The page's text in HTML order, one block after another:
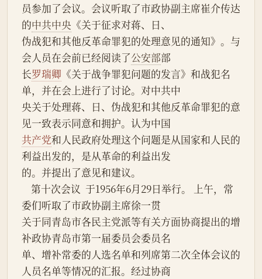
员参加了会议。会议听取了市政协副主席崔介传达
的中共中央 《关于征求对蒋、日、
伪战犯和其他反革命罪犯的处理意见的通知》。与
会人员在会前已经阅读了公安部部
长罗瑞卿 《关于战争罪犯问题的发言》和战犯名
单，并在会上进行了讨论。对中共中
央关于处理蒋、日、伪战犯和其他反革命罪犯的意
见一致表示同意和拥护。认为中国
共产党和人民政府处理这个问题是从国家和人民的
利益出发的，是从革命的利益出发
的。并提出了意见和建议。
委们听取了市政协副主席徐一贯
关于同青岛市各民主党派等有关方面协商提出的增
补政协青岛市第一届委员会委员名
单、增补常委的人选名单和列席第二次全体会议的
人员名单等情况的汇报。经过协商